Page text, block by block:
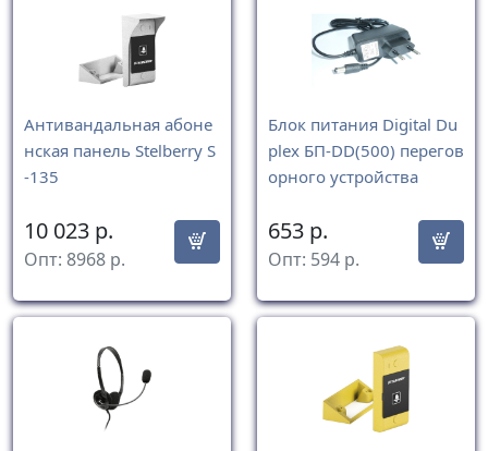
Антивандальная абоне
нская панель Stelberry S
-135
10 023 р.
Опт: 8968 р.
Блок питания Digital Du
plex БП-DD(500) перегов
орного устройства
653 р.
Опт: 594 р.